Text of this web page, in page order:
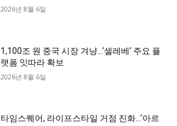
2026년 8월 6일
1,100조 원 중국 시장 겨냥…‘셀레베’ 주요 플
랫폼 잇따라 확보
2026년 8월 6일
타임스퀘어, 라이프스타일 거점 진화…’아르